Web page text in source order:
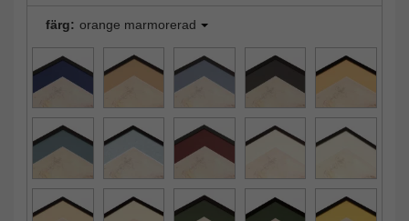
färg: orange marmorerad